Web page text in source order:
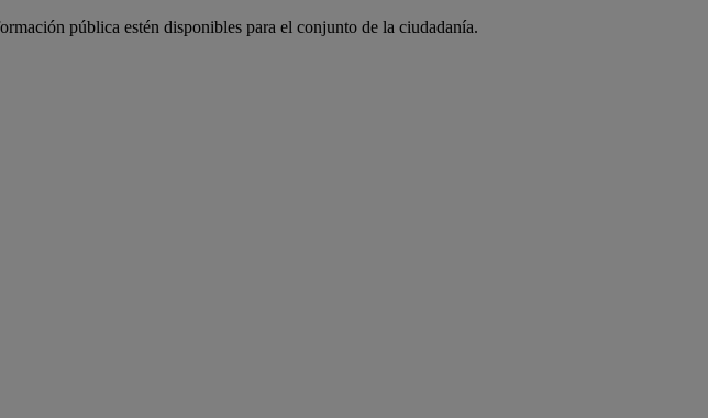
pública estén disponibles para el conjunto de la ciudadanía.